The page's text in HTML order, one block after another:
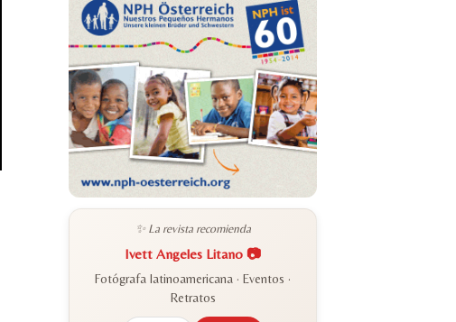
✨ La revista recomienda
Ivett Angeles Litano 📷
Fotógrafa latinoamericana · Eventos ·
Retratos